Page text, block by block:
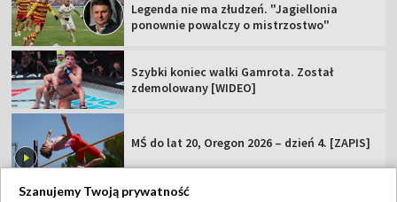
Legenda nie ma złudzeń. "Jagiellonia
ponownie powalczy o mistrzostwo"
Szybki koniec walki Gamrota. Został
zdemolowany [WIDEO]
MŚ do lat 20, Oregon 2026 – dzień 4. [ZAPIS]
Szanujemy Twoją prywatność